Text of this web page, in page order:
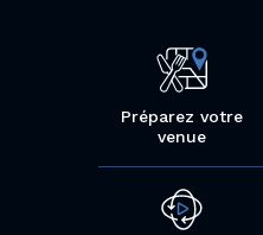
Préparez votre
venue